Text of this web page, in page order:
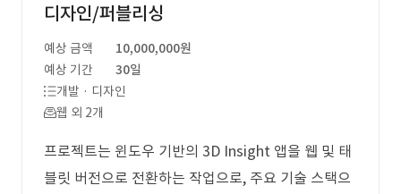
디자인/퍼블리싱
예상 금액
10,000,000원
예상 기간
30일
개발 · 디자인
웹 외 2개
프로젝트는 윈도우 기반의 3D Insight 앱을 웹 및 태
블릿 버전으로 전환하는 작업으로, 주요 기술 스택으